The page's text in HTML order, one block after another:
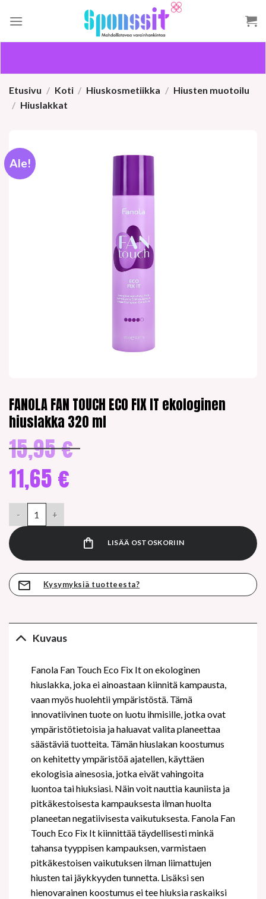
Etusivu / Koti / Hiuskosmetiikka / Hiusten muotoilu
/ Hiuslakkat
Ale!
FANOLA FAN TOUCH ECO FIX IT ekologinen
hiuslakka 320 ml
15,95€ hinta
11,65 €
hinta
on:
11,65 €.
LISÄÄ OSTOSKORIIN
Kysymyksiä tuotteesta?
Kuvaus
Fanola Fan Touch Eco Fix It on ekologinen
hiuslakka, joka ei ainoastaan kiinnitä kampausta,
vaan myös huolehtii ympäristöstä. Tämä
innovatiivinen tuote on luotu ihmisille, jotka ovat
ympäristötietoisia ja haluavat valita planeettaa
säästäviä tuotteita. Tämän hiuslakan koostumus
on kehitetty ympäristöä ajatellen, käyttäen
ekologisia ainesosia, jotka eivät vahingoita
luontoa tai hiuksiasi. Näin voit nauttia kauniista ja
pitkäkestoisesta kampauksesta ilman huolta
planeetan negatiivisesta vaikutuksesta. Fanola Fan
Touch Eco Fix It kiinnittää täydellisesti minkä
tahansa tyyppisen kampauksen, varmistaen
pitkäkestoisen vaikutuksen ilman liimattujen
hiusten tai jäykkyyden tunnetta. Lisäksi sen
hienovarainen koostumus ei tee hiuksia raskaiksi